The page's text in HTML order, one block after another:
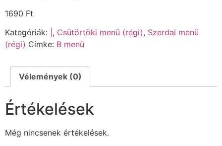
1690 Ft
Kategóriák: , Csütörtöki menü (régi), Szerdai menü
(régi) Címke: B menü
Vélemények (0)
Értékelések
Még nincsenek értékelések.